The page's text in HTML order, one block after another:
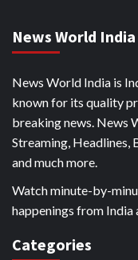
News World India
News World India is
known for its quality
breaking news. News
Streaming, Headlines,
and much more.
Watch minute-by-
happenings from India
Categories